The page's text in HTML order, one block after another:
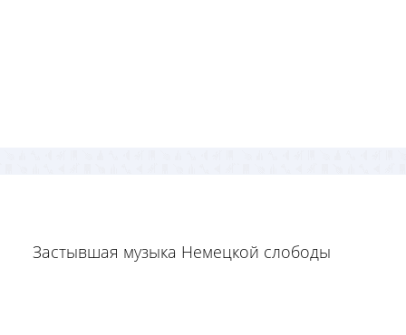
Застывшая музыка Немецкой слободы